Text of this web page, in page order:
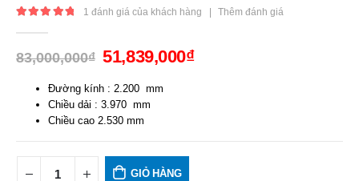
1 đánh giá của khách hàng | Thêm đánh giá
83,000,000₫ 51,839,000₫
Đường kính : 2.200 mm
Chiều dải : 3.970 mm
Chiều cao 2.530 mm
GIỎ HÀNG